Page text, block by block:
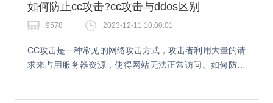
如何防止cc攻击?cc攻击与ddos区别
9578 2023-12-11 10:00:01
CC攻击是一种常见的网络攻击方式，攻击者利用大量的请
求来占用服务器资源，使得网站无法正常访问。如何防止